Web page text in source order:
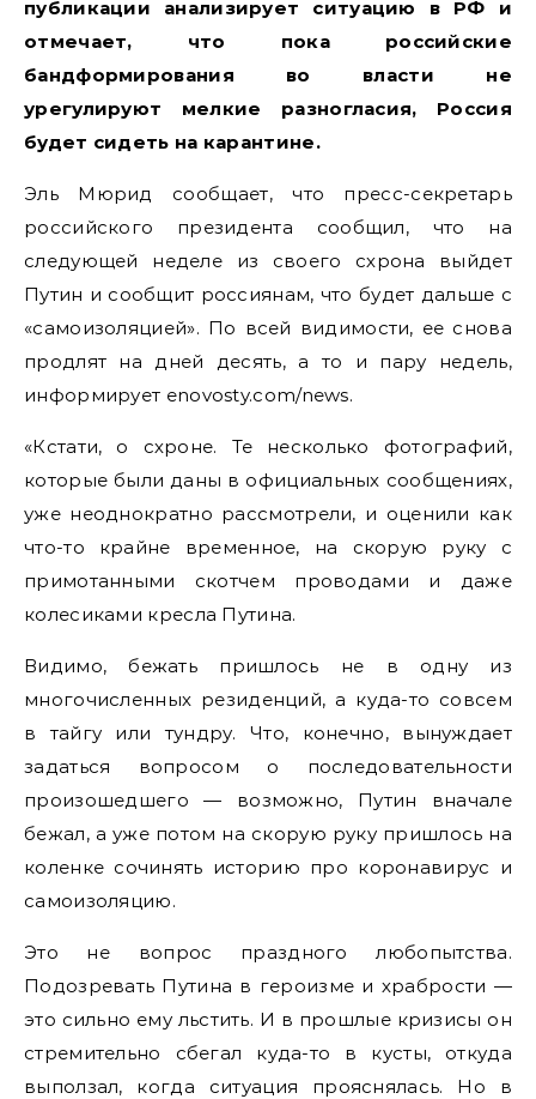
публикации анализирует ситуацию в РФ и
отмечает, что пока российские
бандформирования во власти не
урегулируют мелкие разногласия, Россия
будет сидеть на карантине.
Эль Мюрид сообщает, что пресс-секретарь
российского президента сообщил, что на
следующей неделе из своего схрона выйдет
Путин и сообщит россиянам, что будет дальше с
«самоизоляцией». По всей видимости, ее снова
продлят на дней десять, а то и пару недель,
информирует enovosty.com/news.
«Кстати, о схроне. Те несколько фотографий,
которые были даны в официальных сообщениях,
уже неоднократно рассмотрели, и оценили как
что-то крайне временное, на скорую руку с
примотанными скотчем проводами и даже
колесиками кресла Путина.
Видимо, бежать пришлось не в одну из
многочисленных резиденций, а куда-то совсем
в тайгу или тундру. Что, конечно, вынуждает
задаться вопросом о последовательности
произошедшего — возможно, Путин вначале
бежал, а уже потом на скорую руку пришлось на
коленке сочинять историю про коронавирус и
самоизоляцию.
Это не вопрос праздного любопытства.
Подозревать Путина в героизме и храбрости —
это сильно ему льстить. И в прошлые кризисы он
стремительно сбегал куда-то в кусты, откуда
выползал, когда ситуация прояснялась. Но в